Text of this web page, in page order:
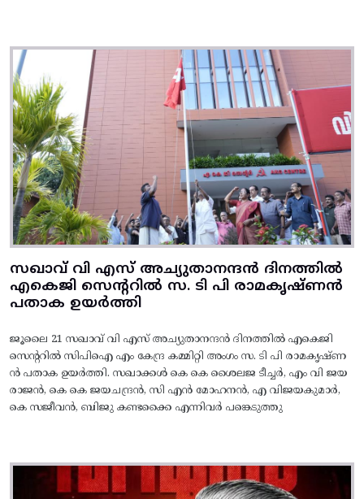
സഖാവ് വി എസ് അച്യുതാനന്ദൻ ദിനത്തിൽ
എകെജി സെന്ററിൽ സ. ടി പി രാമകൃഷ്‌ണൻ
പതാക ഉയർത്തി
ജൂലൈ 21 സഖാവ് വി എസ് അച്യുതാനന്ദൻ ദിനത്തിൽ എകെജി
സെന്ററിൽ സിപിഐ എം കേന്ദ്ര കമ്മിറ്റി അംഗം സ. ടി പി രാമകൃഷ്‌ണ
ൻ പതാക ഉയർത്തി. സഖാക്കൾ കെ കെ ശൈലജ ടീച്ചർ, എം വി ജയ
രാജൻ, കെ കെ ജയചന്ദ്രൻ, സി എൻ മോഹനൻ, എ വിജയകുമാർ,
കെ സജീവൻ, ബിജു കണ്ടക്കൈ എന്നിവർ പങ്കെടുത്തു